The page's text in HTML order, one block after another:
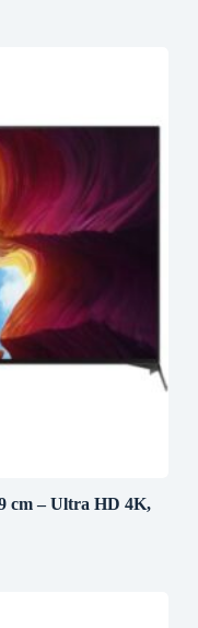
cm – Ultra HD 4K,